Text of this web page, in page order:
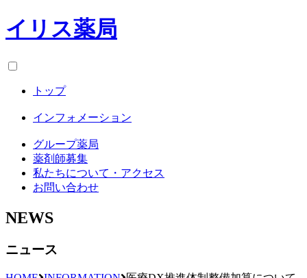
イリス薬局
トップ
インフォメーション
グループ薬局
薬剤師募集
私たちについて・アクセス
お問い合わせ
NEWS
ニュース